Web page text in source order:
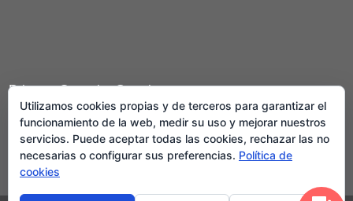
Primera Consulta Gratuita
Llevamos casos en toda España
Utilizamos cookies propias y de terceros para garantizar el
funcionamiento de la web, medir su uso y mejorar nuestros
servicios. Puede aceptar todas las cookies, rechazar las no
necesarias o configurar sus preferencias. Política de
cookies